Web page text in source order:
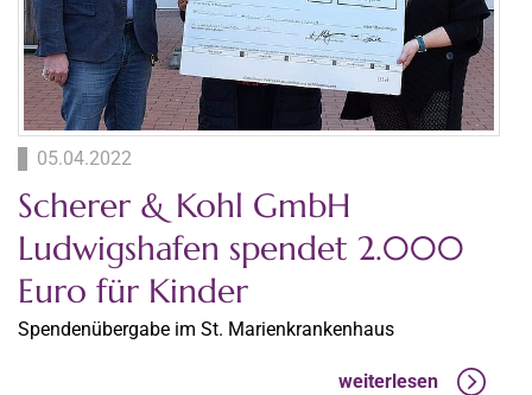
05.04.2022
Scherer & Kohl GmbH
Ludwigshafen spendet 2.000
Euro für Kinder
Spendenübergabe im St. Marienkrankenhaus
weiterlesen